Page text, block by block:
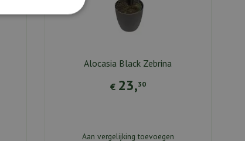
Alocasia Black Zebrina
€ 23,30
Aan vergelijking toevoegen